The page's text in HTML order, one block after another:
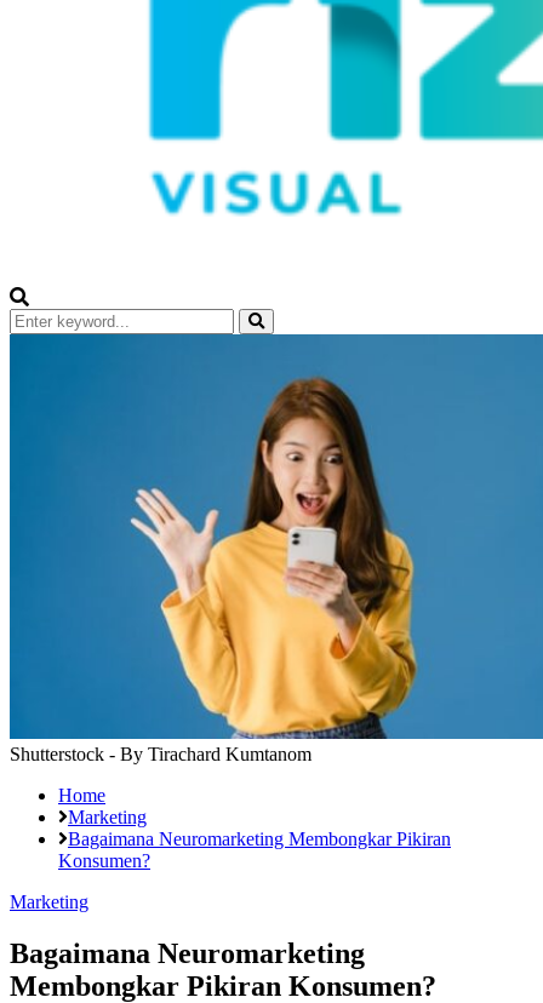
Search
for:
Search
Shutterstock - By Tirachard Kumtanom
Home
Marketing
Bagaimana Neuromarketing Membongkar Pikiran
Konsumen?
Marketing
Bagaimana Neuromarketing
Membongkar Pikiran Konsumen?